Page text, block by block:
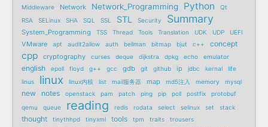
Middleware Network Network_Programming Python
Qt
RSA
SELinux SHA SQL SSL STL Security Summary
System_Programming TSS Thread Tools Translation UDK UDP UEFI
VMware apt audit2allow auth bellman bitmap bjut c++ concept
cpp cryptography curses deque dijkstra dpkg echo emulator
english epoll floyd g++ gcc gdb git github ip jdbc kernal
life
linus
linux linux内核 list mail服务器 map md5注入 memory mysql
new notes openstack pam patch ping pip poll postfix
protobuf
qemu
queue reading redis rodata select selinux set stack
thought tinythhpd tinyxml tools tpm traits
trousers